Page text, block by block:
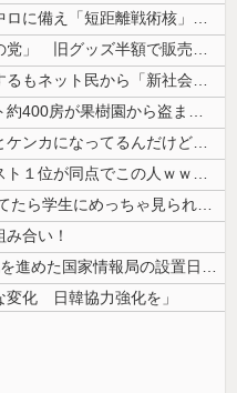
米国、韓国防衛に核持ち出すか…中ロに備え「短距離戦術核」を検討！
れいわ新選組の新党名は「いのちの党」 旧グッズ半額で販売 どうなる秘書...
【悲報】ラッパーさん、札束披露するもネット民から「新社会人の初ボーナス...
【悲報】今度はシャインマスカット約400房が果樹園から盗まれる 参議院...
彼氏が『この車』買おうとして私とケンカになってるんだけどｗｗｗｗｗｗ
日本をダメにした総理大臣、ワースト１位が同点でこの人ｗｗｗｗｗｗ
【画像】 まま「なんかプール入ってたら学生にめっちゃ見られたw」
合い！
（ ´_ゝ`）中国「高市政権が法制化を進めた国家情報局の設置日が7月3...
変化 日韓協力強化を」